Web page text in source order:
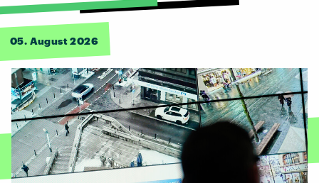
05. August 2026